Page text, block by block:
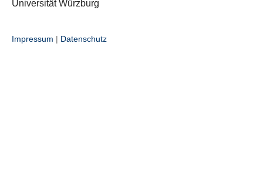
Universität Würzburg
Impressum | Datenschutz